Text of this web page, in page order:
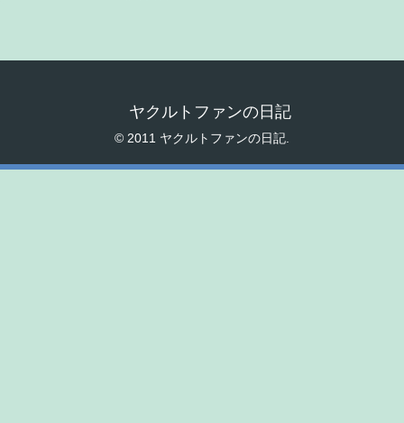
ヤクルトファンの日記
© 2011 ヤクルトファンの日記.